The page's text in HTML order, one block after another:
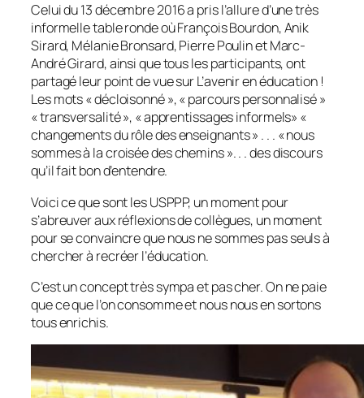
Celui du 13 décembre 2016 a pris l’allure d’une très
informelle table ronde où François Bourdon, Anik
Sirard, Mélanie Bronsard, Pierre Poulin et Marc-
André Girard, ainsi que tous les participants, ont
partagé leur point de vue surL’avenir en éducation !
Les mots « décloisonné », « parcours personnalisé »
« transversalité », « apprentissages informels» «
changements du rôle des enseignants » . . . « nous
sommes à la croisée des chemins ». . . des discours
qu’il fait bon d’entendre.
Voici ce que sont les USPPP, un moment pour
s’abreuver aux réflexions de collègues, un moment
pour se convaincre que nous ne sommes pas seuls à
chercher à recréer l’éducation.
C’est un concept très sympa et pas cher. On ne paie
que ce que l’on consomme et nous nous en sortons
tous enrichis.